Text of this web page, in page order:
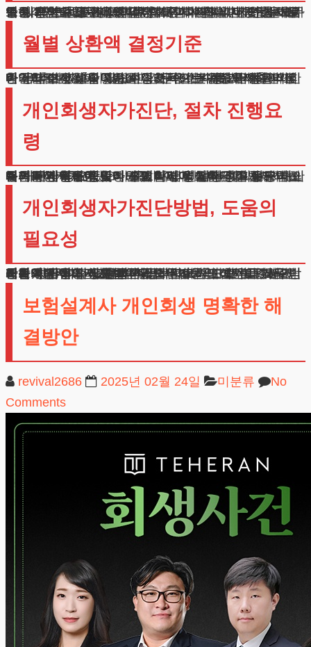
안정적인 수입원이 있다면 직종에 관계없이 신청하실 수 있습니다. 현재 급여를 받고 계시거나 자영업을 하고 계신 분들도 가능합니다. 개인회생자가진단 시스템으로 본인의 요건을 점검해보시기 바랍니다. 전체 채무액이 25억원을 초과하지 않아야 하며, 일반 채무는 10억원, 담보 채무는 15억원 이하여야 합니다. 최소 채무액은 1천만원 이상이어야 합니다. 이전에 비슷한 제도를 이용하신 경우에는 일정 기간이 지나야 재신청이 가능하니 참고하시기 바랍니다.
월별 상환액 결정기준
매월 납부하실 금액은 수입에서 기본 생활비를 제외한 나머지입니다. 급여나 사업소득이 높을수록 상환액이 증가할 수 있으니 개인회생자가진단 예상 금액을 미리 파악하시는 것이 좋습니다. 가족 수와 주거비용, 의료비 등 추가 지출이 필요한 경우에는 이를 고려하여 상환액이 조정될 수 있습니다. 단순히 수입과 지출만이 아니라 실제 생활여건을 종합적으로 검토하여 합리적인 금액이 정해집니다.
개인회생자가진단, 절차 진행요
령
개인회생자가진단, 정해진 날짜에 상환금을 납부하는 것이 가장 중요합니다. 3회 이상 연체되면 그동안의 노력이 무산될 수 있으니 특히 주의하셔야 합니다.
불가피한 사정이 있다면 미리 법원에 사정을 설명하고 대책을 마련하는 것이 필요합니다. 상환 계획은 귀하의 실제 변제능력에 맞게 수립되어야 합니다.
무리한 계획은 중도에 포기하게 될 가능성이 높으니, 처음부터 철저한 준비와 계획이 필요합니다. 모든 재산과 채무내역을 정확히 신고하고 성실하게 절차에 임하는 자세가 중요합니다.
개인회생자가진단방법, 도움의
필요성
최근에는 신청자가 늘어나면서 법원의 심사도 더욱 엄격해졌습니다. 서류 하나라도 미비하면 보완을 요구받거나 기각될 수 있습니다.
상환액 산정에서도 법원은 채권자들의 이익을 고려하므로, 채무자의 입장을 적극적으로 대변할 수 있는 전문가의 도움이 필요합니다.
개인회생자가진단방법 재정적 어려움으로 고민하고 계신다면 더 이상 혼자 걱정하지 마시고 연락 주시기 바랍니다.
저희가 귀하의 상황을 꼼꼼히 검토하고 최선의 해결방안을 제시해드리겠습니다. 법무법인 테헤란이 밝은 미래를 향한 여정에 동행하겠습니다.
보험설계사 개인회생 명확한 해
결방안
revival2686 2025년 02월 24일 미분류
No
Comments